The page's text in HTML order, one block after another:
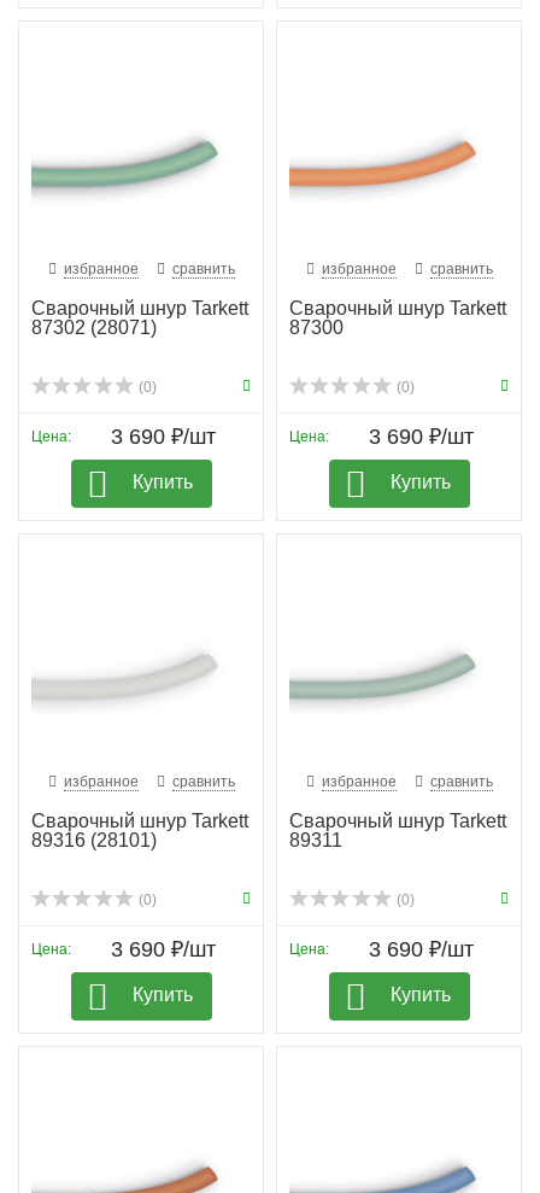
избранное сравнить
Сварочный шнур Tarkett
87302 (28071)
(0)
Цена: 3 690 ₽/шт
Купить
избранное сравнить
Сварочный шнур Tarkett
87300
(0)
Цена: 3 690 ₽/шт
Купить
избранное сравнить
Сварочный шнур Tarkett
89316 (28101)
(0)
Цена: 3 690 ₽/шт
Купить
избранное сравнить
Сварочный шнур Tarkett
89311
(0)
Цена: 3 690 ₽/шт
Купить